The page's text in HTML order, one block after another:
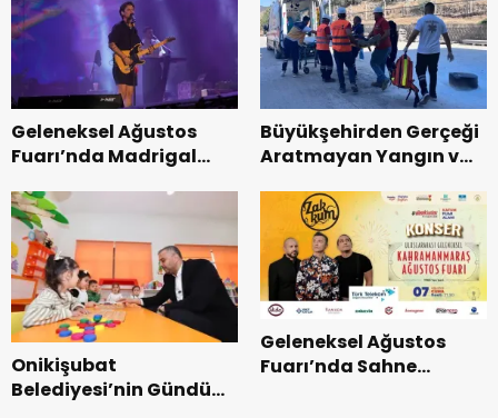
Geleneksel Ağustos
Fuarı’nda Madrigal
Büyükşehirden Gerçeği
Aratmayan Yangın ve
Onikişubat
Belediyesi’nin Gündüz
Geleneksel Ağustos
Fuarı’nda Sahne